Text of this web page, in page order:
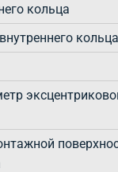
кольца
кольца